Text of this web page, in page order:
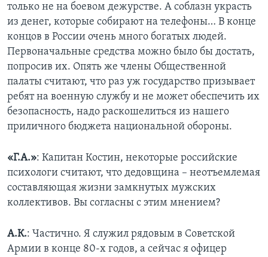
только не на боевом дежурстве. А соблазн украсть
из денег, которые собирают на телефоны… В конце
концов в России очень много богатых людей.
Первоначальные средства можно было бы достать,
попросив их. Опять же члены Общественной
палаты считают, что раз уж государство призывает
ребят на военную службу и не может обеспечить их
безопасность, надо раскошелиться из нашего
приличного бюджета национальной обороны.
«Г.А.»: Капитан Костин, некоторые российские
психологи считают, что дедовщина – неотъемлемая
составляющая жизни замкнутых мужских
коллективов. Вы согласны с этим мнением?
А.К.: Частично. Я служил рядовым в Советской
Армии в конце 80-х годов, а сейчас я офицер